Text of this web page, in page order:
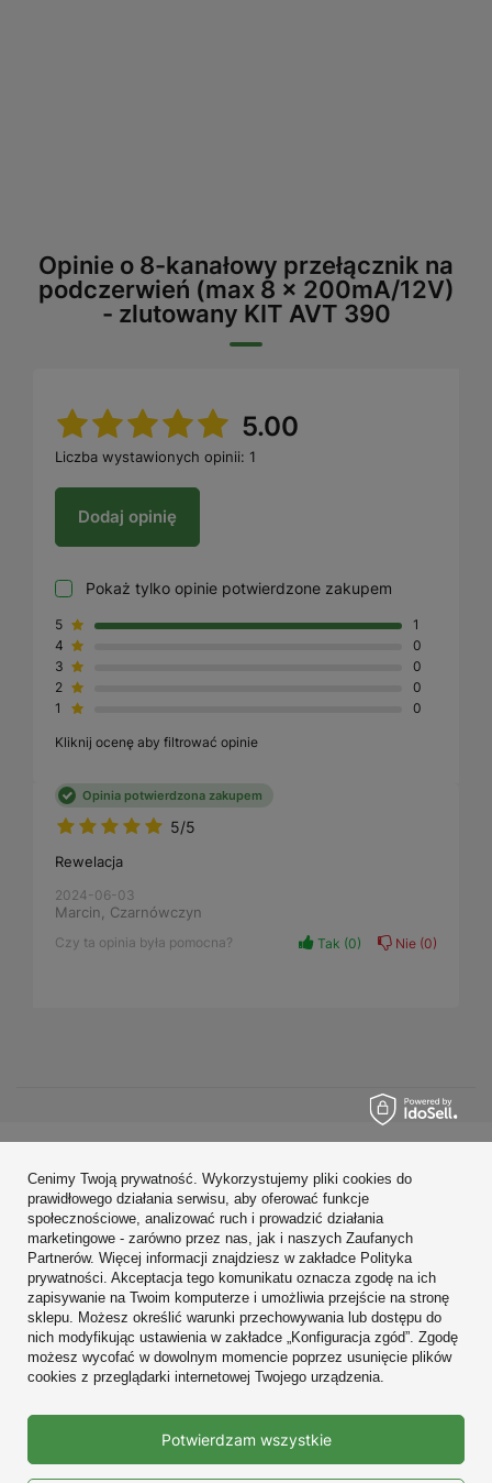
Opinie o 8-kanałowy przełącznik na
podczerwień (max 8 x 200mA/12V)
- zlutowany KIT AVT 390
5.00
Liczba wystawionych opinii: 1
Dodaj opinię
Pokaż tylko opinie potwierdzone zakupem
5
1
4
0
3
0
2
0
1
0
Kliknij ocenę aby filtrować opinie
5/5
Opinia potwierdzona zakupem
Rewelacja
2024-06-03
Marcin, Czarnówczyn
Czy ta opinia była pomocna? Tak 0 Nie 0
Zamówienia
Konto
Regulaminy
Zobacz również
W sklepie prezentujemy ceny brutto (z VAT).
Cenimy Twoją prywatność. Wykorzystujemy pliki cookies do
prawidłowego działania serwisu, aby oferować funkcje
społecznościowe, analizować ruch i prowadzić działania
marketingowe - zarówno przez nas, jak i naszych Zaufanych
Partnerów. Więcej informacji znajdziesz w zakładce Polityka
prywatności. Akceptacja tego komunikatu oznacza zgodę na ich
zapisywanie na Twoim komputerze i umożliwia przejście na stronę
sklepu. Możesz określić warunki przechowywania lub dostępu do
nich modyfikując ustawienia w zakładce „Konfiguracja zgód”. Zgodę
możesz wycofać w dowolnym momencie poprzez usunięcie plików
cookies z przeglądarki internetowej Twojego urządzenia.
Potwierdzam wszystkie